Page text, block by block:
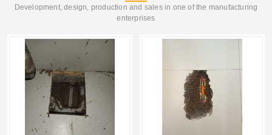
Development, design, production and sales in one of the manufacturing
enterprises